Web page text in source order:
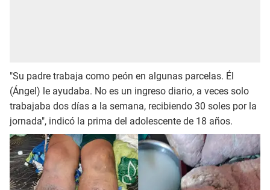
"Su padre trabaja como peón en algunas parcelas. Él
(Ángel) le ayudaba. No es un ingreso diario, a veces solo
trabajaba dos días a la semana, recibiendo 30 soles por la
jornada", indicó la prima del adolescente de 18 años.